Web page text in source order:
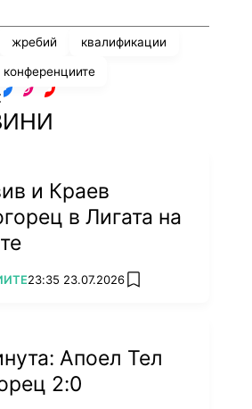
жребий квалификации
конференциите
и Краев
в Лигата на
23:35 23.07.2026 add favorites
Апоел Тел
Авив - Лудогорец 2:0